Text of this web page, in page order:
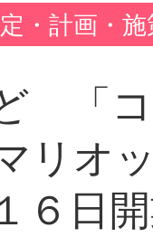
・計画・
「
リオ
６日